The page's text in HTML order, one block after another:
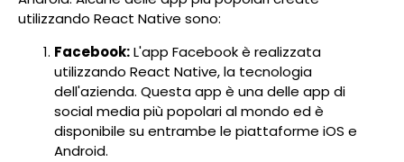
utilizzando React Native sono:
Facebook:L'app Facebook è realizzata
utilizzando React Native, la tecnologia
dell'azienda. Questa app è una delle app di
social media più popolari al mondo ed è
disponibile su entrambe le piattaforme iOS e
Android.